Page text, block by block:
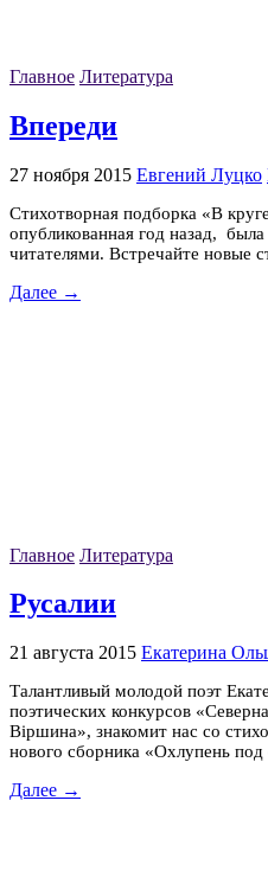
Главное Литература
Впереди
27 ноября 2015 Евгений Луцко
Стихотворная подборка «В
опубликованная год назад,
читателями. Встречайте новые
Далее →
Главное Литература
Русалии
21 августа 2015 Екатерина
Талантливый молодой поэт
поэтических конкурсов
Вiршина», знакомит нас со
нового сборника «Охлупень
Далее →